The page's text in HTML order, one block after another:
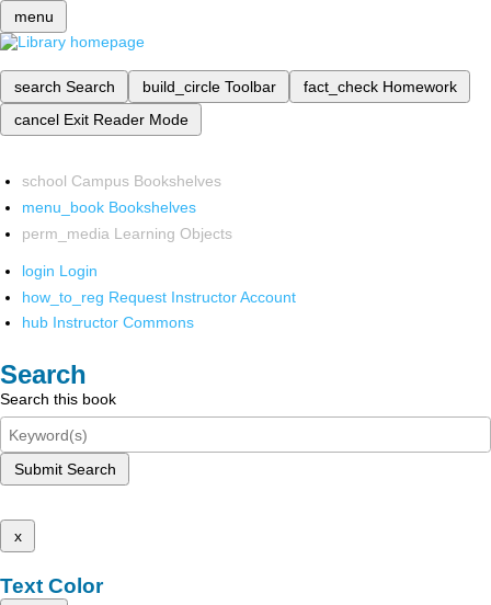
menu
search Search build_circle Toolbar fact_check Homework
cancel Exit Reader Mode
school Campus Bookshelves
menu_book Bookshelves
perm_media Learning Objects
login Login
how_to_reg Request Instructor Account
hub Instructor Commons
Search
Search this book
Submit Search
x
Text Color